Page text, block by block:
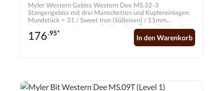
Myler Western Gebiss Western Dee MS.32-3
Stangengebiss mit drei Manschetten und Kupfereinlagen.
Mundstück = 31 / Sweet Iron (Süßeisen) / 11mm
Backenstücke = Western D-Ring ohne Ösen / Edelstahl /
70mm
176.95*
In den Warenkorb